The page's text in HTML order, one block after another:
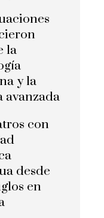
la
y la
avanzada
con
desde
en